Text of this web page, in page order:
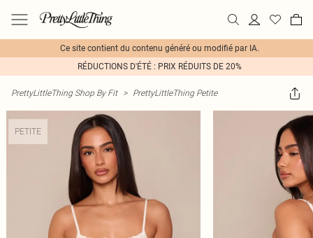
Ce site contient du contenu généré ou modifié par IA.
RÉDUCTIONS D'ÉTÉ : PRIX RÉDUITS DE 20%
PrettyLittleThing Shop By Fit > PrettyLittleThing Petite
PETITE